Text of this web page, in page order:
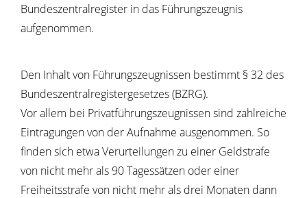
Bundeszentralregister in das Führungszeugnis
aufgenommen.
Den Inhalt von Führungszeugnissen bestimmt § 32 des
Bundeszentralregistergesetzes (BZRG).
Vor allem bei Privatführungszeugnissen sind zahlreiche
Eintragungen von der Aufnahme ausgenommen. So
finden sich etwa Verurteilungen zu einer Geldstrafe
von nicht mehr als 90 Tagessätzen oder einer
Freiheitsstrafe von nicht mehr als drei Monaten dann